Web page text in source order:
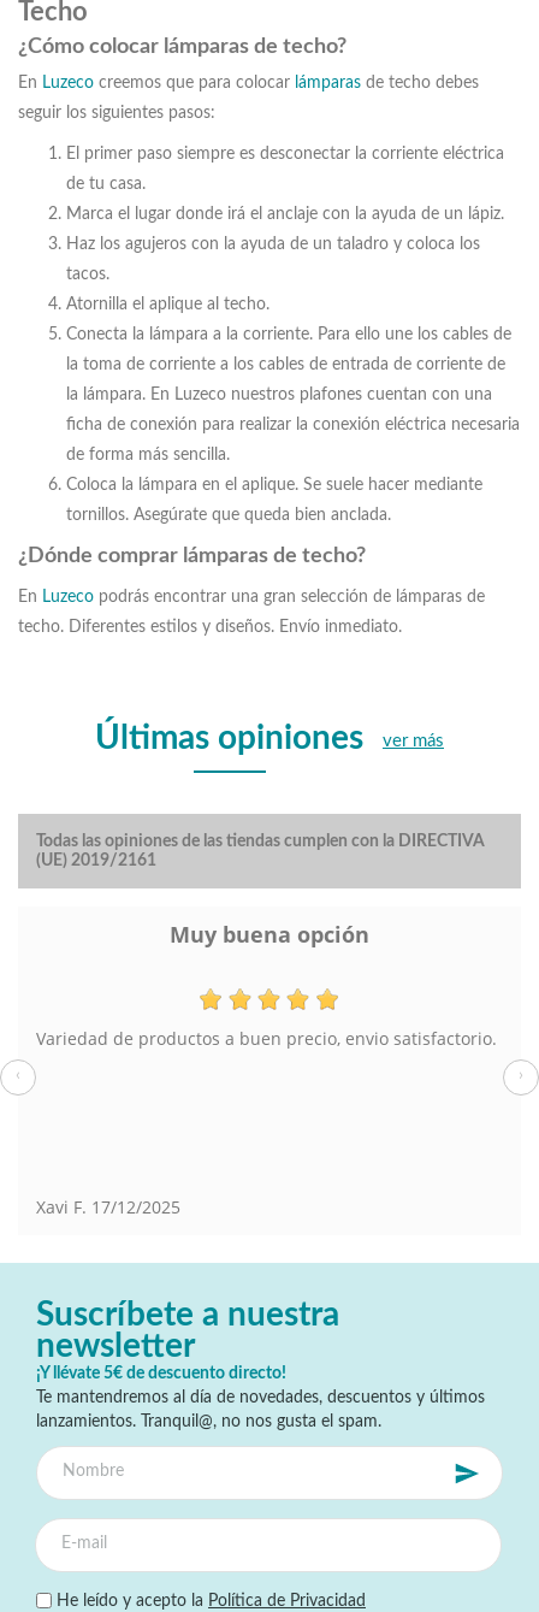
Techo
¿Cómo colocar lámparas de techo?
En Luzeco creemos que para colocar lámparas de techo debes
seguir los siguientes pasos:
El primer paso siempre es desconectar la corriente eléctrica
de tu casa.
Marca el lugar donde irá el anclaje con la ayuda de un lápiz.
Haz los agujeros con la ayuda de un taladro y coloca los
tacos.
Atornilla el aplique al techo.
Conecta la lámpara a la corriente. Para ello une los cables de
la toma de corriente a los cables de entrada de corriente de
la lámpara. En Luzeco nuestros plafones cuentan con una
ficha de conexión para realizar la conexión eléctrica necesaria
de forma más sencilla.
Coloca la lámpara en el aplique. Se suele hacer mediante
tornillos. Asegúrate que queda bien anclada.
¿Dónde comprar lámparas de techo?
En Luzeco podrás encontrar una gran selección de lámparas de
techo. Diferentes estilos y diseños. Envío inmediato.
Últimas opiniones ver más
Todas las opiniones de las tiendas cumplen con la DIRECTIVA
(UE) 2019/2161
Muy buena opción
Variedad de productos a buen precio, envio satisfactorio.
Xavi F. 17/12/2025
‹ ›
Suscríbete a nuestra
newsletter
¡Y llévate 5€ de descuento directo!
Te mantendremos al día de novedades, descuentos y últimos
lanzamientos. Tranquil@, no nos gusta el spam.
He leído y acepto la Política de Privacidad